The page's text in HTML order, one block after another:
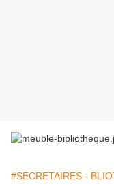
#SECRETAIRES -